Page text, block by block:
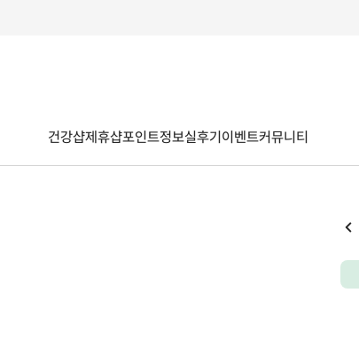
건강샵제휴샵포인트정보실후기이벤트커뮤니티